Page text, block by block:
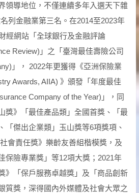
領導地位，不僅連續多年入選天下雜
列金融業第三名。在2014至2023年
經網站「全球銀行及金融評論
Review)」之「臺灣最佳壽險公司
」， 2022年更獲得《亞洲保險業
Awards, AIIA) 》頒發「年度最佳
Company of the Year)」，同
獎》「最佳產品類」全國首獎、「最
「傑出企業類」玉山獎等6項獎項、
會責任獎》樂齡友善組楷模獎，及
保險專業獎」等12項大獎；2021年
》「保戶服務卓越獎」及「商品創新
質獎，深得國內外媒體及社會大眾之